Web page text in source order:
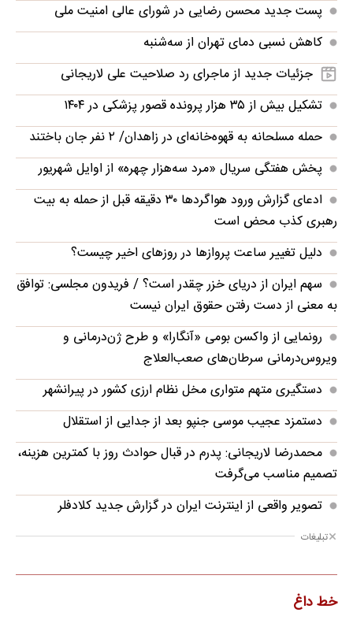
پست جدید محسن رضایی در شورای عالی امنیت ملی
کاهش نسبی دمای تهران از سه‌شنبه
جزئیات جدید از ماجرای رد صلاحیت علی لاریجانی
تشکیل بیش از ۳۵ هزار پرونده‌ قصور پزشکی در ۱۴۰۴
حمله مسلحانه به قهوه‌خانه‌ای در زاهدان/ ۲ نفر جان باختند
پخش هفتگی سریال «مرد سه‌هزار چهره» از اوایل شهریور
ادعای گزارش ورود هواگردها ٣٠ دقیقه قبل از حمله به بیت
رهبری کذب محض است
دلیل تغییر ساعت پروازها در روزهای اخیر چیست؟
سهم ایران از دریای خزر چقدر است؟ / فریدون مجلسی: توافق
به معنی از دست رفتن حقوق ایران نیست
رونمایی از واکسن بومی «آنگارا» و طرح ژن‌درمانی و
ویروس‌درمانی سرطان‌های صعب‌العلاج
دستگیری متهم متواری مخل نظام ارزی کشور در پیرانشهر
دستمزد عجیب موسی جنپو بعد از جدایی از استقلال
محمدرضا لاریجانی: پدرم در قبال حوادث روز با کمترین هزینه،
تصمیم مناسب می‌گرفت
تصویر واقعی از اینترنت ایران در گزارش جدید کلادفلر
تبلیغات
خط داغ